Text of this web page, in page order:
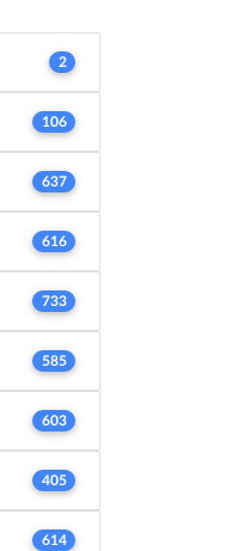
2
106
637
616
733
585
603
405
614